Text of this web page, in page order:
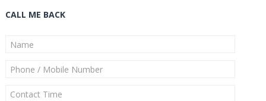
CALL ME BACK